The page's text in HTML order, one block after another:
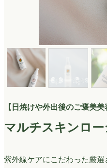
【日焼けや外出後のご褒美美
マルチスキンロ
紫外線ケアにこだわった厳選